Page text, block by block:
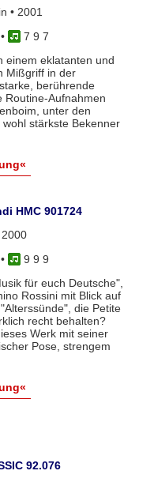
• 2001
•
7 9 7
einem eklatanten und
Mißgriff in der
berührende
Routine-Aufnahmen
unter den
stärkste Bekenner
HMC 901724
2000
•
9 9 9
für euch Deutsche",
Rossini mit Blick auf
die Petite
recht behalten?
Werk mit seiner
Pose, strengem
92.076